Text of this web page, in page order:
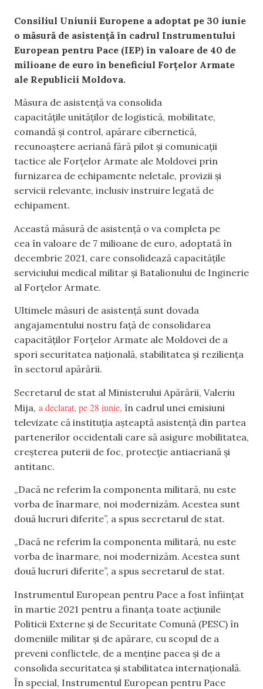
Consiliul Uniunii Europene a adoptat pe 30 iunie
o măsură de asistență în cadrul Instrumentului
European pentru Pace (IEP) în valoare de 40 de
milioane de euro în beneficiul Forțelor Armate
ale Republicii Moldova.
Măsura de asistență va consolida
capacitățile unităților de logistică, mobilitate,
comandă și control, apărare cibernetică,
recunoaștere aeriană fără pilot și comunicații
tactice ale Forțelor Armate ale Moldovei prin
furnizarea de echipamente neletale, provizii și
servicii relevante, inclusiv instruire legată de
echipament.
Această măsură de asistență o va completa pe
cea în valoare de 7 milioane de euro, adoptată în
decembrie 2021, care consolidează capacitățile
serviciului medical militar și Batalionului de Inginerie
al Forțelor Armate.
Ultimele măsuri de asistență sunt dovada
angajamentului nostru față de consolidarea
capacităților Forțelor Armate ale Moldovei de a
spori securitatea națională, stabilitatea și reziliența
în sectorul apărării.
Secretarul de stat al Ministerului Apărării, Valeriu
Mija, a declarat, pe 28 iunie, în cadrul unei emisiuni
televizate că instituția așteaptă asistență din partea
partenerilor occidentali care să asigure mobilitatea,
creșterea puterii de foc, protecție antiaeriană și
antitanc.
„Dacă ne referim la componenta militară, nu este
vorba de înarmare, noi modernizăm. Acestea sunt
două lucruri diferite”, a spus secretarul de stat.
„Dacă ne referim la componenta militară, nu este
vorba de înarmare, noi modernizăm. Acestea sunt
două lucruri diferite”, a spus secretarul de stat.
Instrumentul European pentru Pace a fost înființat
în martie 2021 pentru a finanța toate acțiunile
Politicii Externe și de Securitate Comună (PESC) în
domeniile militar și de apărare, cu scopul de a
preveni conflictele, de a menține pacea și de a
consolida securitatea și stabilitatea internațională.
În special, Instrumentul European pentru Pace